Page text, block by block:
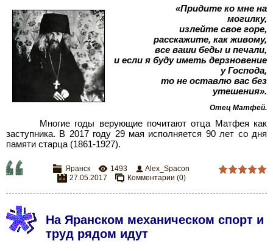
«Придите ко мне на
могилку,
излейте свое горе,
расскажите, как живому,
все ваши беды и печали,
и если я буду иметь дерзновение
у Господа,
то не оставлю вас без
утешения».
Отец Матфей.
Многие годы верующие почитают отца Матфея как
заступника. В 2017 году 29 мая исполняется 90 лет со дня
памяти старца (1861-1927).
Яранск 1493
Alex_Spacon
27.05.2017
Комментарии (0)
На Яранском механическом спорт и
труд рядом идут